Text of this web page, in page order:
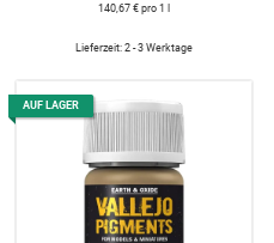
140,67 € pro 1 l
Lieferzeit: 2 - 3 Werktage
AUF LAGER